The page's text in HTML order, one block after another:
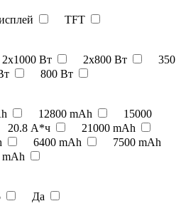
TFT
2x1000 Вт 2х800 Вт
350
800 Вт
12800 mAh
15000
20.8 А*ч
21000 mAh
6400 mAh
7500 mAh
mAh
Да